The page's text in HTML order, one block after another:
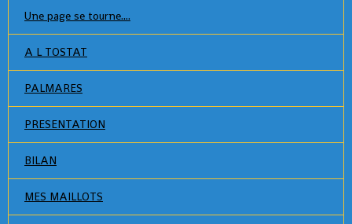
Une page se tourne....
A L TOSTAT
PALMARES
PRESENTATION
BILAN
MES MAILLOTS